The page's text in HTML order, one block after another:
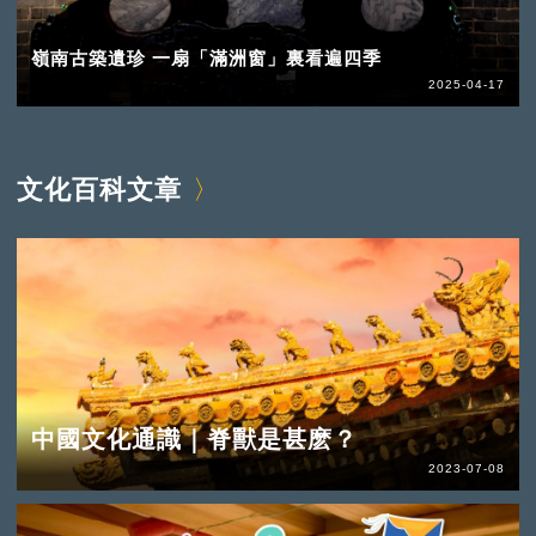
嶺南古築遺珍 一扇「滿洲窗」裏看遍四季
2025-04-17
文化百科文章
中國文化通識｜脊獸是甚麽？
2023-07-08